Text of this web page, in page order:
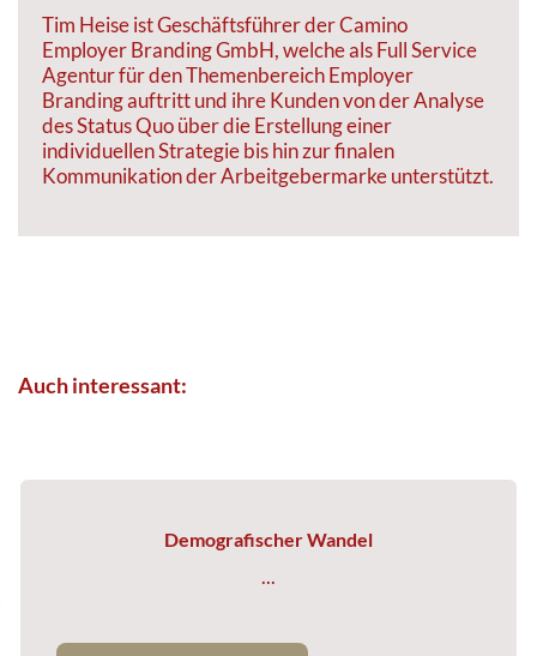
Tim Heise ist Geschäftsführer der Camino
Employer Branding GmbH, welche als Full Service
Agentur für den Themenbereich Employer
Branding auftritt und ihre Kunden von der Analyse
des Status Quo über die Erstellung einer
individuellen Strategie bis hin zur finalen
Kommunikation der Arbeitgebermarke unterstützt.
Auch interessant:
Demografischer Wandel
...